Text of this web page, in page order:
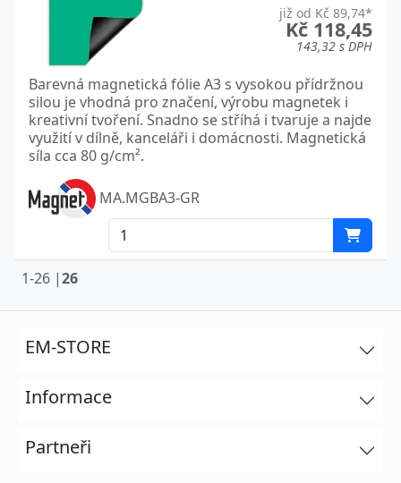
již od Kč 89,74*
Kč 118,45
143,32 s DPH
Barevná magnetická fólie A3 s vysokou přídržnou
silou je vhodná pro značení, výrobu magnetek i
kreativní tvoření. Snadno se stříhá i tvaruje a najde
využití v dílně, kanceláři i domácnosti. Magnetická
síla cca 80 g/cm².
MA.MGBA3-GR
1-26 |26
EM-STORE
Informace
Partneři